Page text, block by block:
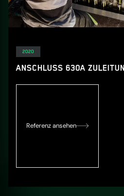
Elektro
ANSCHLUSS 630A
Referenz ansehen
2020